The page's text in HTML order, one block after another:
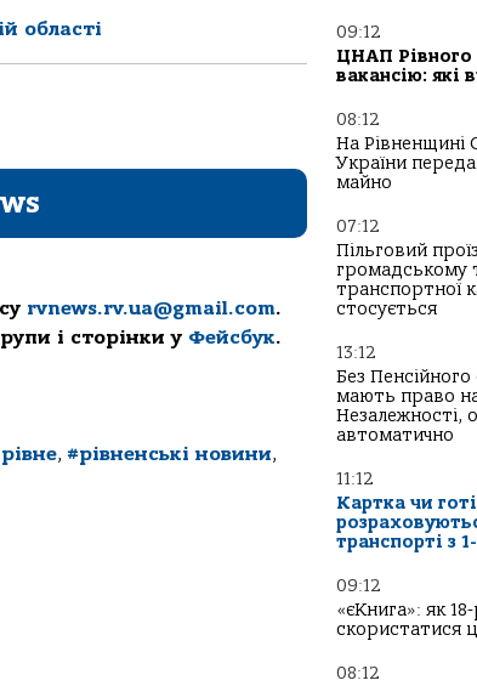
області
rvnews.rv.ua@gmail.com.
і сторінки у Фейсбук.
, #рівненські новини,
09:12
ЦНАП Рівного
вакансію: які
08:12
На Рівненщині
України
майно
07:12
Пільговий
громадському
транспортної
стосується
13:12
Без
мають право
Незалежності,
автоматично
11:12
Картка чи
транспорті з
09:12
«єКнига»: як
скористатися
08:12